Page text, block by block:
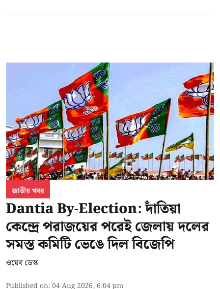
জাতীয় খবর
Dantia By-Election: দাঁতিয়া
কেন্দ্রে পরাজয়ের পরেই জেলায় দলের
সমস্ত কমিটি ভেঙে দিল বিজেপি
ওয়েব ডেস্ক
Published on:04 Aug 2026, 6:04 pm